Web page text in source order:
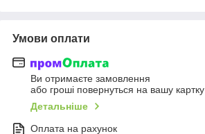
Умови оплати
Ви отримаєте замовлення
або гроші повернуться на вашу картку
Детальніше
Оплата на рахунок